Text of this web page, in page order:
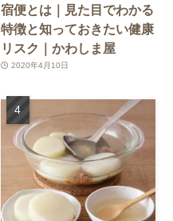
宿便とは｜見た目でわかる
特徴と知っておきたい健康
リスク｜かわしま屋
2020年4月10日